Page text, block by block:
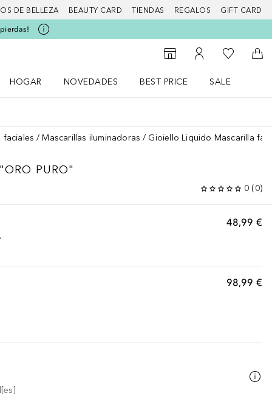
DE BELLEZA BEAUTY CARD TIENDAS REGALOS GIFT CARD
Al Storefinder
Mi cuenta
Mi lista de
A
HOGAR
NOVEDADES
BEST PRICE
SALE
faciales Mascarillas iluminadoras Gioiello Liquido Mascarilla
PURO"
0 (0)
48,99 €
98,99 €